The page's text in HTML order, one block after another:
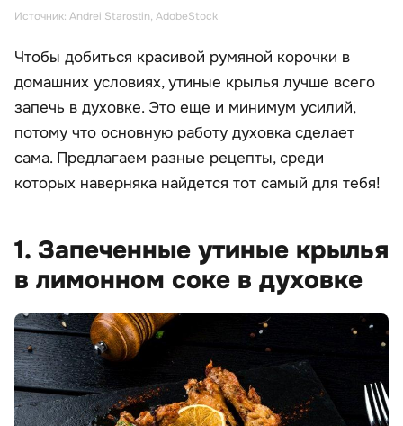
Источник: Andrei Starostin, AdobeStock
Чтобы добиться красивой румяной корочки в
домашних условиях, утиные крылья лучше всего
запечь в духовке. Это еще и минимум усилий,
потому что основную работу духовка сделает
сама. Предлагаем разные рецепты, среди
которых наверняка найдется тот самый для тебя!
1. Запеченные утиные крылья
в лимонном соке в духовке